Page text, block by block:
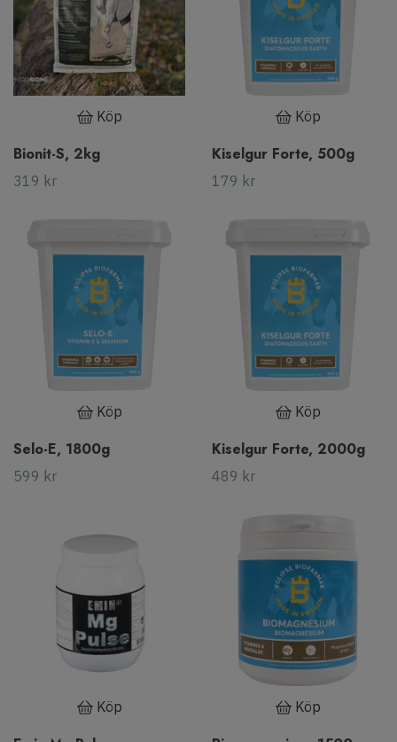
Köp
Bionit-S, 2kg
319 kr
Köp
Kiselgur Forte, 500g
179 kr
Köp
Selo-E, 1800g
599 kr
Köp
Kiselgur Forte, 2000g
489 kr
Köp Köp